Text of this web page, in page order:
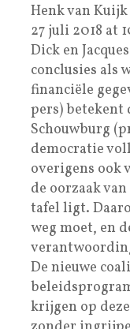
Henk van Kuijk
27 juli 2018 at
Dick en
conclusies als
financiële
pers) betekent
Schouwburg
democratie
overigens ook
de oorzaak
tafel ligt.
weg moet, en
De nieuwe
krijgen op